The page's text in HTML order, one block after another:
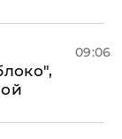
09:06